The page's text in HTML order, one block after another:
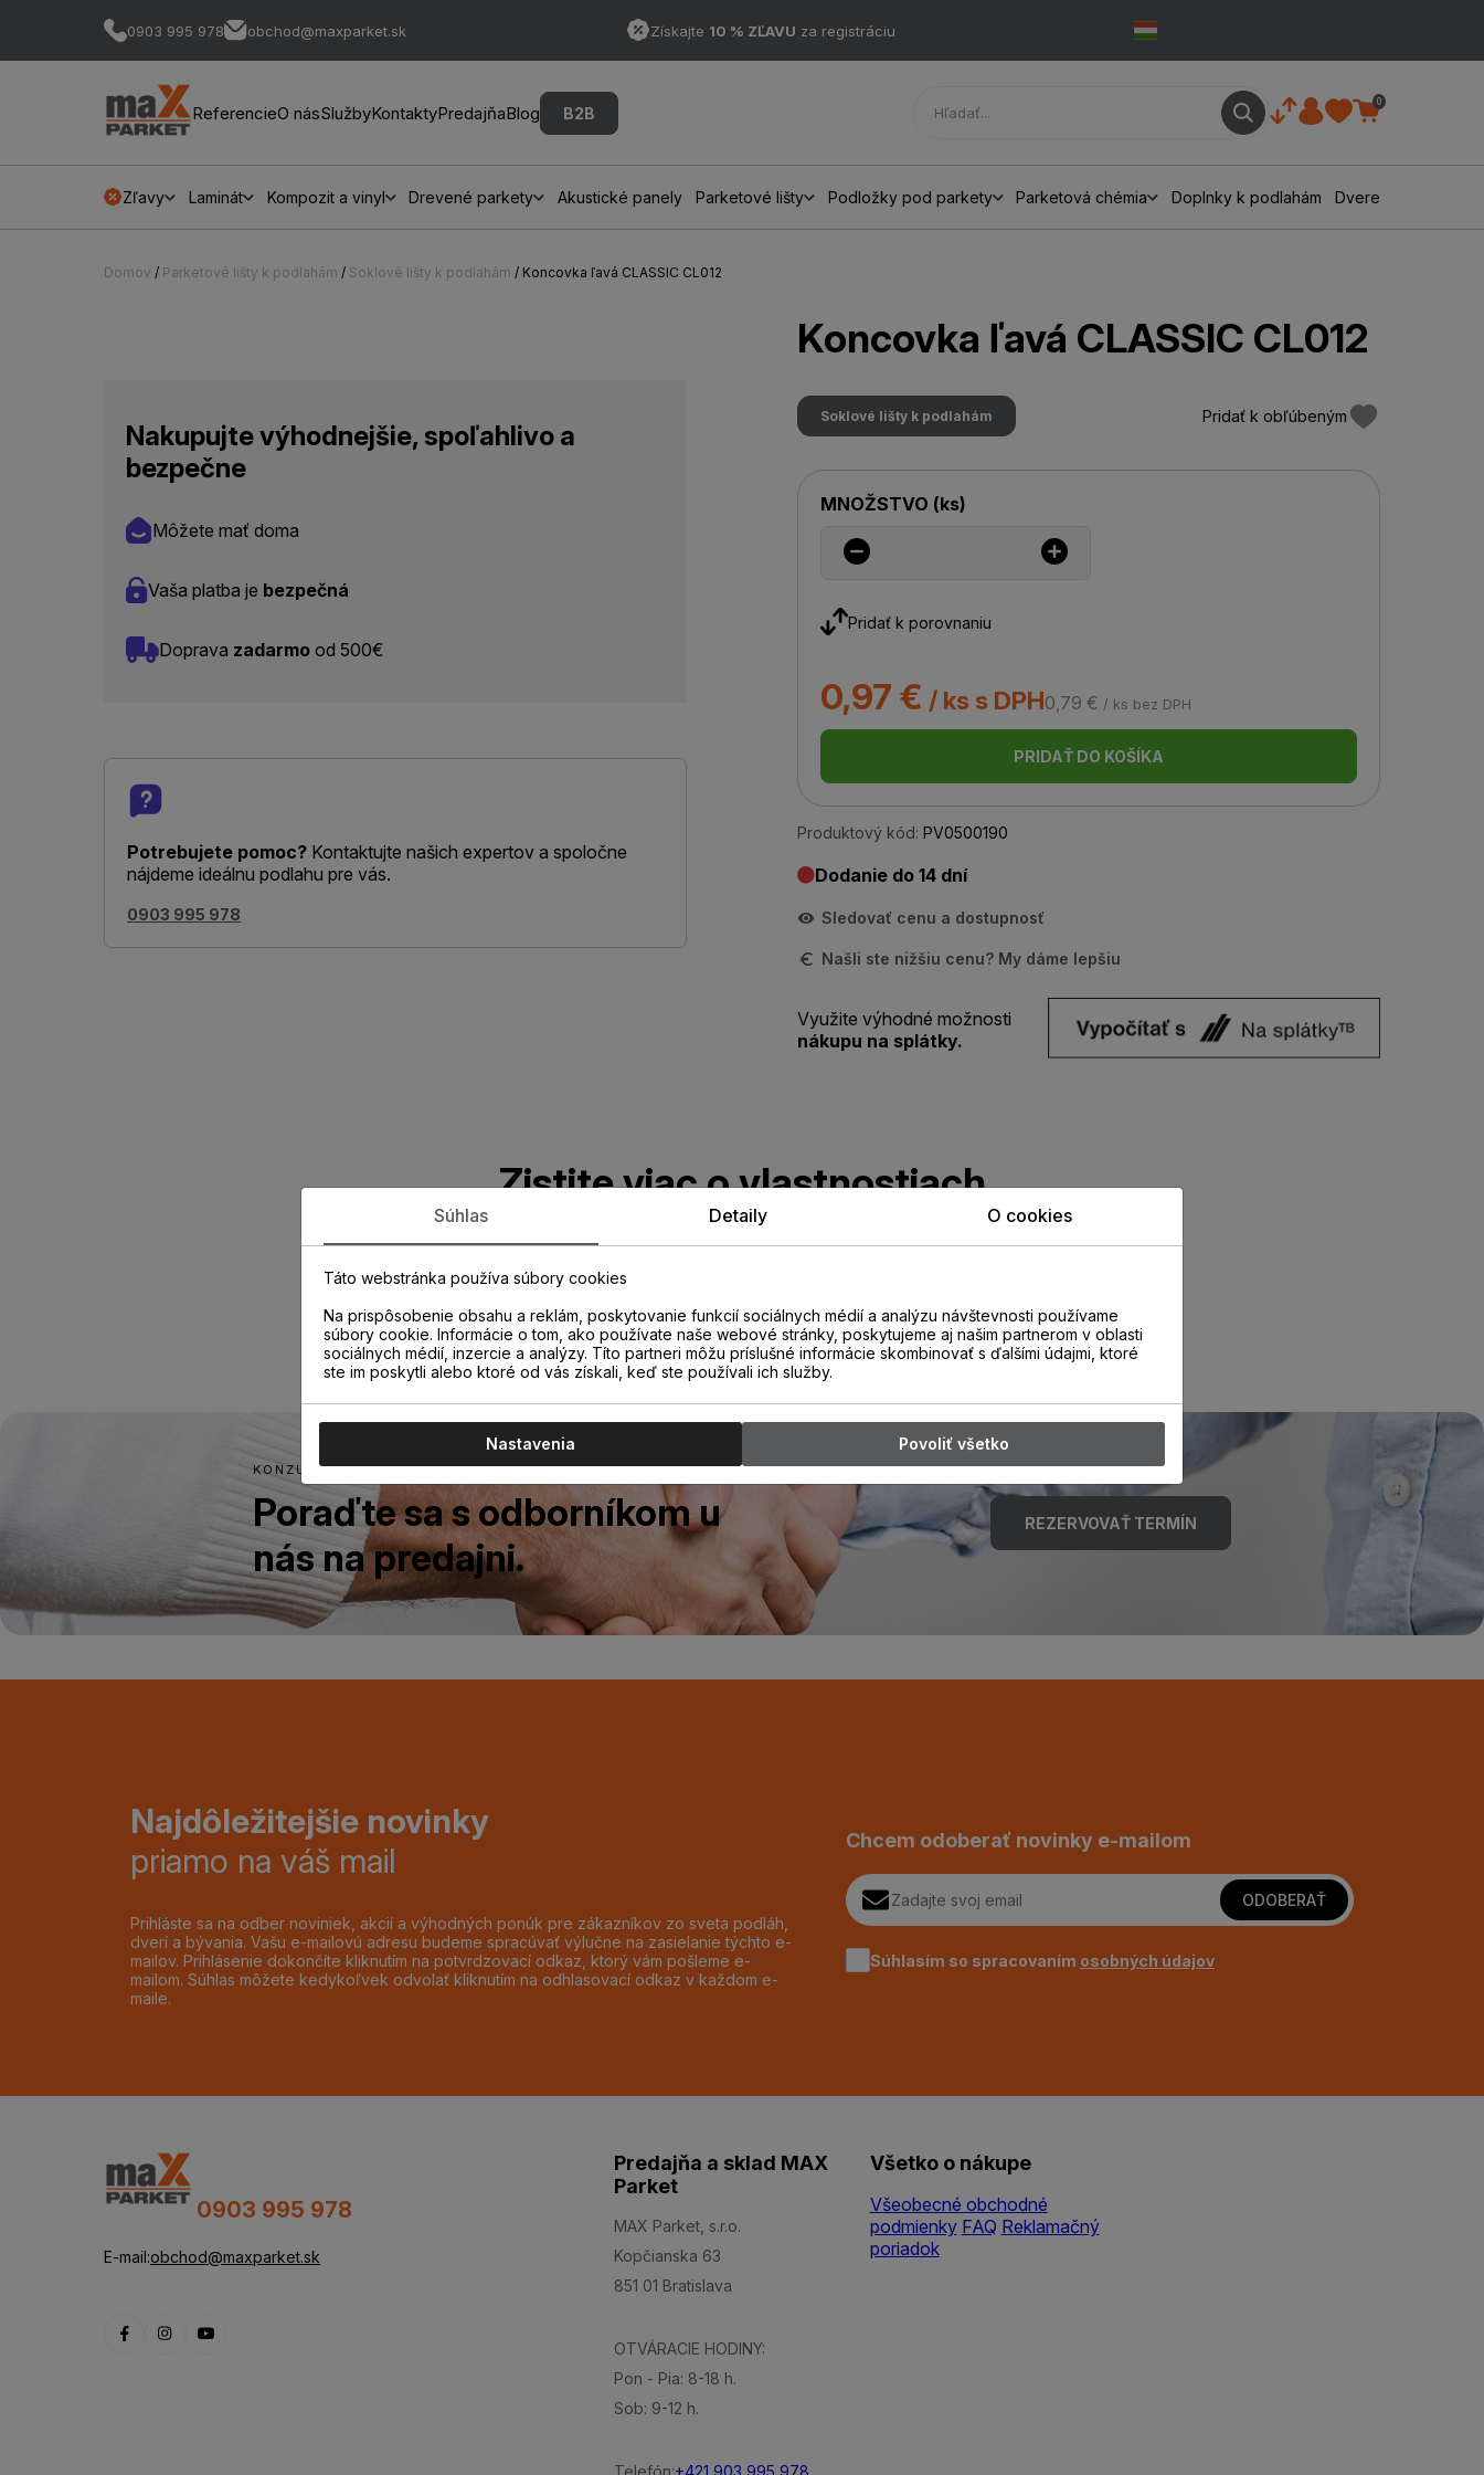
0903 995 978 obchod@maxparket.sk Získajte 10 % ZĽAVU za registráciu
ReferencieO násSlužbyKontaktyPredajňaBlog B2B
0
Zľavy Laminát Kompozit a vinyl Drevené parkety Akustické panely Parketové lišty Podložky pod parkety Parketová chémia Doplnky k podlahám Dvere
Domov / Parketové lišty k podlahám / Soklové lišty k podlahám / Koncovka ľavá CLASSIC CL012
Nakupujte výhodnejšie, spoľahlivo a
bezpečne
Môžete mať doma
Vaša platba je bezpečná
Doprava zadarmo od 500€
Potrebujete pomoc? Kontaktujte našich expertov a spoločne
nájdeme ideálnu podlahu pre vás.
0903 995 978
Koncovka ľavá CLASSIC CL012
Soklové lišty k podlahám Pridať k obľúbeným
MNOŽSTVO (ks)
Pridať k porovnaniu
0,97 € / ks s DPH0,79 € / ks bez DPH
PRIDAŤ DO KOŠÍKA
Produktový kód: PV0500190
Dodanie do 14 dní
Sledovať cenu a dostupnosť
Našli ste nižšiu cenu? My dáme lepšiu
Využite výhodné možnosti
nákupu na splátky.
Zistite viac o vlastnostiach
produktu
KONZULTÁCIA
Poraďte sa s odborníkom u
nás na predajni.
REZERVOVAŤ TERMÍN
Najdôležitejšie novinky
priamo na váš mail
Prihláste sa na odber noviniek, akcií a výhodných ponúk pre zákazníkov zo sveta podláh,
dverí a bývania. Vašu e-mailovú adresu budeme spracúvať výlučne na zasielanie týchto e-
mailov. Prihlásenie dokončíte kliknutím na potvrdzovací odkaz, ktorý vám pošleme e-
mailom. Súhlas môžete kedykoľvek odvolať kliknutím na odhlasovací odkaz v každom e-
maile.
Chcem odoberať novinky e-mailom
ODOBERAŤ
Súhlasím so spracovaním osobných údajov
0903 995 978
E-mail:obchod@maxparket.sk
Predajňa a sklad MAX
Parket
MAX Parket, s.r.o.
Kopčianska 63
851 01 Bratislava
OTVÁRACIE HODINY:
Pon - Pia: 8-18 h.
Sob: 9-12 h.
Telefón:+421 903 995 978
Všetko o nákupe
Všeobecné obchodné
podmienky FAQ Reklamačný
poriadok
Súhlas Detaily O cookies
Táto webstránka používa súbory cookies
Na prispôsobenie obsahu a reklám, poskytovanie funkcií sociálnych médií a analýzu návštevnosti používame
súbory cookie. Informácie o tom, ako používate naše webové stránky, poskytujeme aj našim partnerom v oblasti
sociálnych médií, inzercie a analýzy. Títo partneri môžu príslušné informácie skombinovať s ďalšími údajmi, ktoré
ste im poskytli alebo ktoré od vás získali, keď ste používali ich služby.
Nastavenia Povoliť všetko